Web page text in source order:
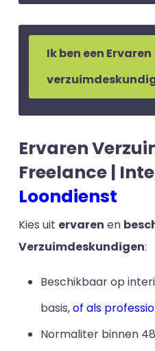
Ik ben een Ervaren
Ervaren
Freelance |
Loondienst
Kies uit ervaren en
Verzuimdeskundigen:
Beschikbaar op
basis,of als
Normaliter binnen